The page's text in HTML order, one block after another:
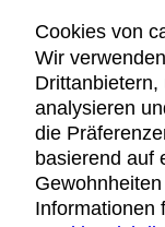
Cookies von
Wir
analysieren
die
basierend auf
Informationen